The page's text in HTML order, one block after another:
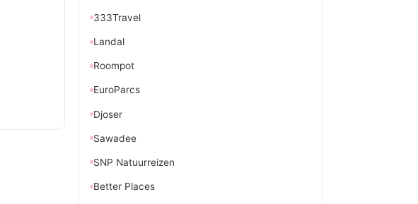
333Travel
Landal
Roompot
EuroParcs
Djoser
Sawadee
SNP Natuurreizen
Better Places